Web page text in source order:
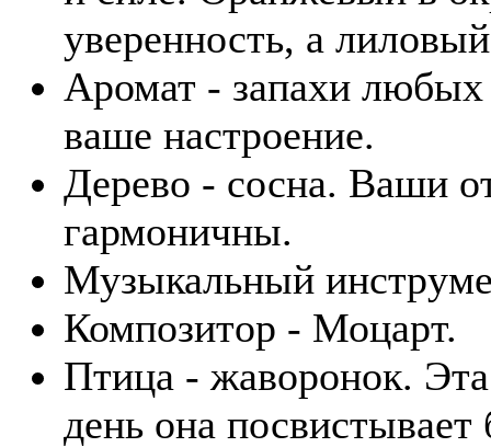
уверенность, а
Аромат - запахи любых
ваше настроение.
Дерево - сосна. Ваши
гармоничны.
Музыкальный
Композитор - Моцарт.
Птица - жаворонок.
день она посвистывает